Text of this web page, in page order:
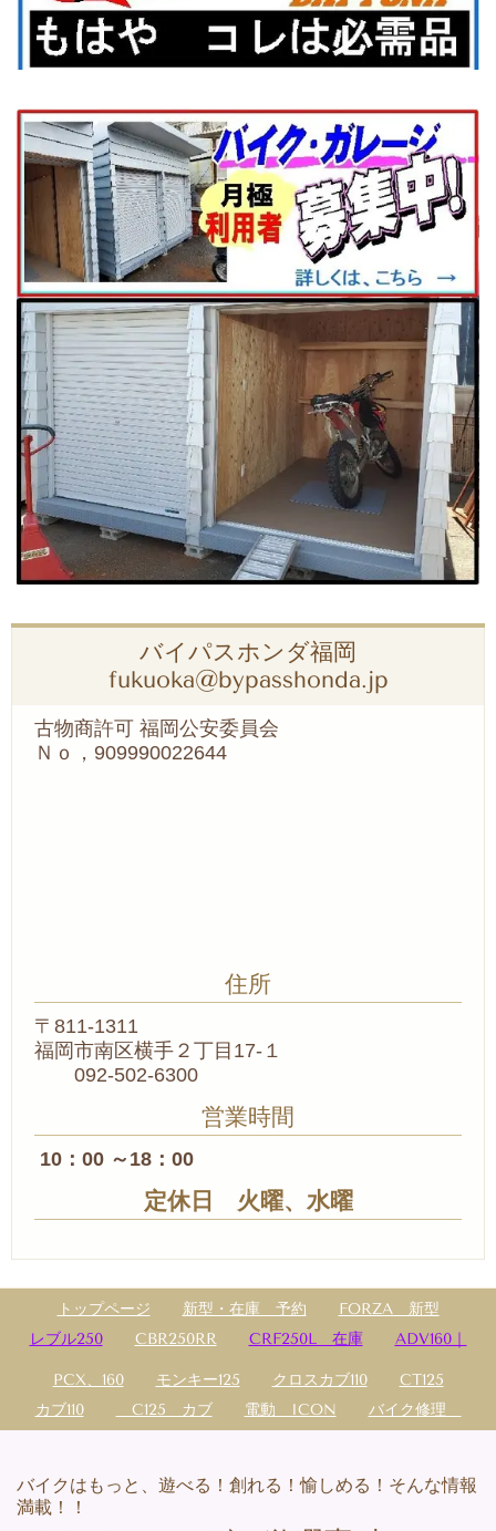
バイパスホンダ福岡
fukuoka@bypasshonda.jp
古物商許可 福岡公安委員会
Ｎｏ，909990022644
住所
〒811-1311
福岡市南区横手２丁目17-１
092-502-6300
営業時間
10：00 ～18：00
定休日 火曜、水曜
トップページ 新型・在庫 予約
FORZA 新型
レブル250
CBR250RR CRF250L 在庫 ADV160｜
PCX、160 モンキー125 クロスカブ110
CT125
カブ110
C125 カブ 電動 ICON バイク修理
バイクはもっと、遊べる！創れる！愉しめる！そんな情報
満載！！